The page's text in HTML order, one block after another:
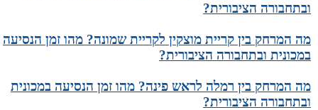
ובתחבורה הציבורית?
מה המרחק בין קריית מוצקין לקריית שמונה? מהו זמן הנסיעה
במכונית ובתחבורה הציבורית?
מה המרחק בין רמלה לראש פינה? מהו זמן הנסיעה במכונית
ובתחבורה הציבורית?